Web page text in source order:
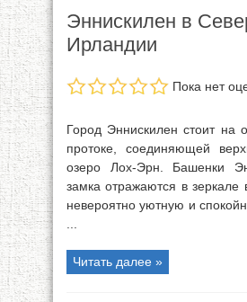
Эннискилен в
Ирландии
Пока нет
Город Эннискилен стоит на
протоке, соединяющей
озеро Лох-Эрн. Башенки
замка отражаются в зеркале
невероятно уютную и
Читать далее »